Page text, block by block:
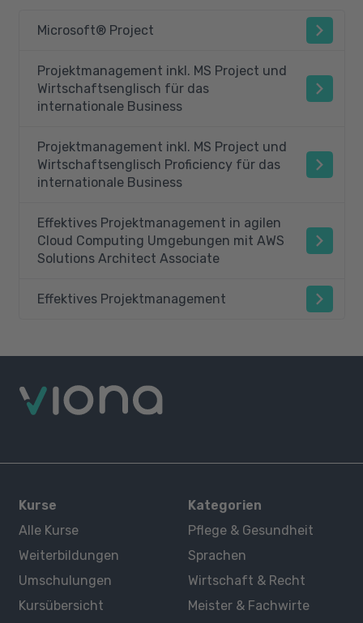
Microsoft® Project
Projektmanagement inkl. MS Project und
Wirtschaftsenglisch für das
internationale Business
Projektmanagement inkl. MS Project und
Wirtschaftsenglisch Proficiency für das
internationale Business
Effektives Projektmanagement in agilen
Cloud Computing Umgebungen mit AWS
Solutions Architect Associate
Effektives Projektmanagement
Kurse
Alle Kurse
Weiterbildungen
Umschulungen
Kursübersicht
Kategorien
Pflege & Gesundheit
Sprachen
Wirtschaft & Recht
Meister & Fachwirte